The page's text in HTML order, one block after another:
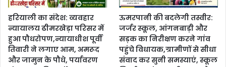
हरियाली का संदेश: व्यवहार
न्यायालय ढीमरखेड़ा परिसर में
हुआ पौधरोपण,न्यायाधीश पूर्वी
तिवारी ने लगाए आम, अमरूद
और जामुन के पौधे, पर्यावरण
ऊमरपानी की बदलेगी तस्वीर:
जर्जर स्कूल, आंगनबाड़ी और
सड़क का निरीक्षण करने गांव
पहुंचे विधायक,ग्रामीणों से सीधा
संवाद कर सुनी समस्याएं, स्कूल